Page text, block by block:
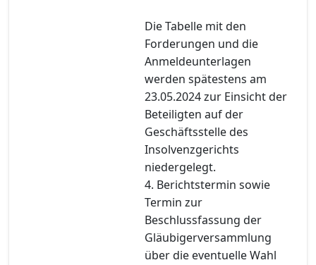
Die Tabelle mit den
Forderungen und die
Anmeldeunterlagen
werden spätestens am
23.05.2024 zur Einsicht der
Beteiligten auf der
Geschäftsstelle des
Insolvenzgerichts
niedergelegt.
4. Berichtstermin sowie
Termin zur
Beschlussfassung der
Gläubigerversammlung
über die eventuelle Wahl